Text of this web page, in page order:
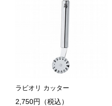
ラビオリ カッター
2,750円（税込）